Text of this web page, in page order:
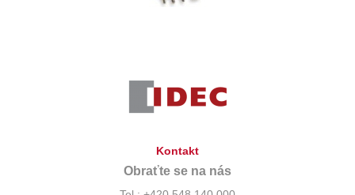
Kontakt
Obraťte se na nás